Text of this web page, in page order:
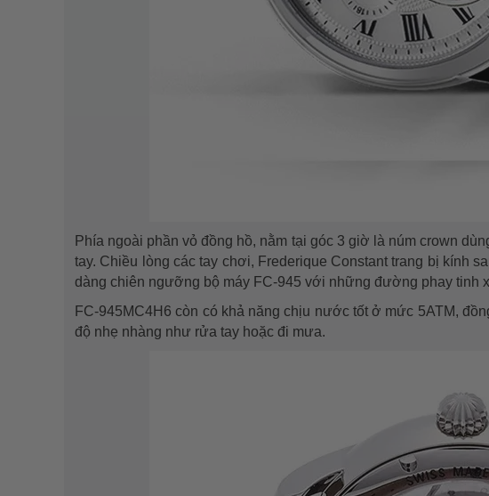
Phía ngoài phần vỏ đồng hồ, nằm tại góc 3 giờ là núm crown
tay. Chiều lòng các tay chơi, Frederique Constant trang bị kính
dàng chiên ngưỡng bộ máy FC-945 với những đường phay tinh
FC-945MC4H6 còn có khả năng chịu nước tốt ở mức 5ATM,
độ nhẹ nhàng như rửa tay hoặc đi mưa.